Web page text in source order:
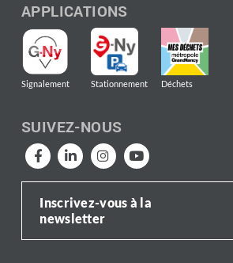
APPLICATIONS
Signalement Stationnement Déchets
SUIVEZ-NOUS
Inscrivez-vous à la
newsletter